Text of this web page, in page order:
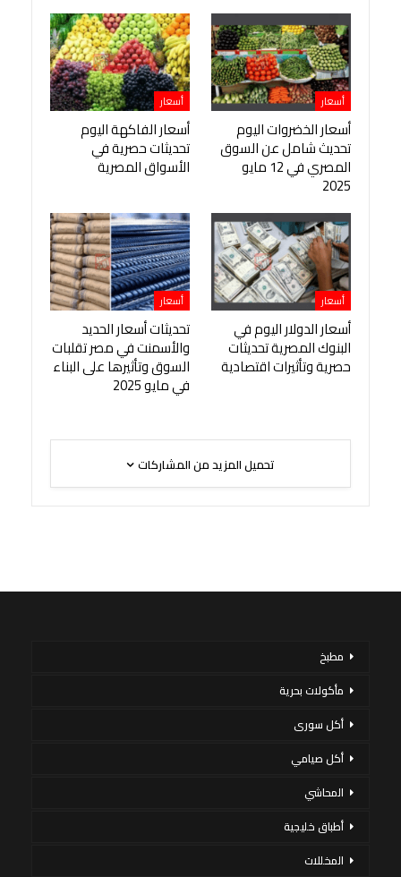
أسعار
أسعار الخضروات اليوم
تحديث شامل عن السوق
المصري في 12 مايو
2025
أسعار
أسعار الفاكهة اليوم
تحديثات حصرية في
الأسواق المصرية
أسعار
أسعار الدولار اليوم في
البنوك المصرية تحديثات
حصرية وتأثيرات اقتصادية
أسعار
تحديثات أسعار الحديد
والأسمنت في مصر تقلبات
السوق وتأثيرها على البناء
في مايو 2025
تحميل المزيد من المشاركات
مطبخ
مأكولات بحرية
أكل سورى
أكل صيامي
المحاشي
أطباق خليجية
المخللات